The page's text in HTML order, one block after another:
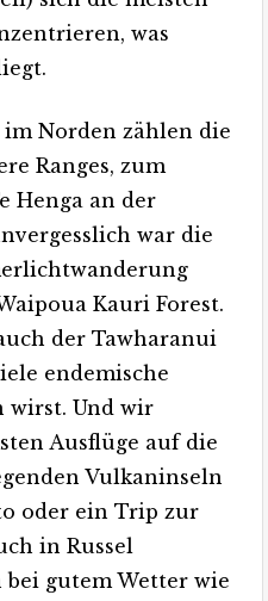
was
Norden zählen die
Ranges, zum
Henga an der
war die
Kauri Forest.
der Tawharanui
endemische
wirst. Und wir
Ausflüge auf die
Vulkaninseln
oder ein Trip zur
in Russel
gutem Wetter wie